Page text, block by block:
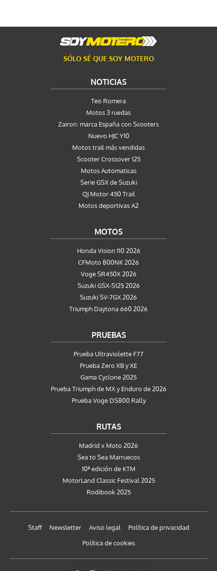
SÓLO SÉ QUE SOY MOTERO
NOTICIAS
Teo Romera
Motos 3 ruedas
Zairon: marca España con Scooters
Nuevo HJC Y10
Motos trail más vendidas
Scooter Crossover 125
Motos Automaticas
Serie GSX de Suzuki
QJ Motor 450 Trail
Motos deportivas A2
MOTOS
Honda Vision 110 2026
CFMoto 800NK 2026
Voge SR450X 2026
Suzuki GSX-S125 2026
Suzuki SV-7GX 2026
Triumph Daytona 660 2026
PRUEBAS
Prueba Ultraviolette F77
Prueba Zero XB y XE
Gama Cyclone 2025
Prueba Triumph de MX y Enduro de 2026
Prueba Voge DS800 Rally
RUTAS
Madrid x Moto 2026
Sea to Sea Marruecos
10ª edición de KTM
MotorLand Classic Festival 2025
Rodibook 2025
Staff Newsletter Aviso legal
Política de privacidad
Política de cookies